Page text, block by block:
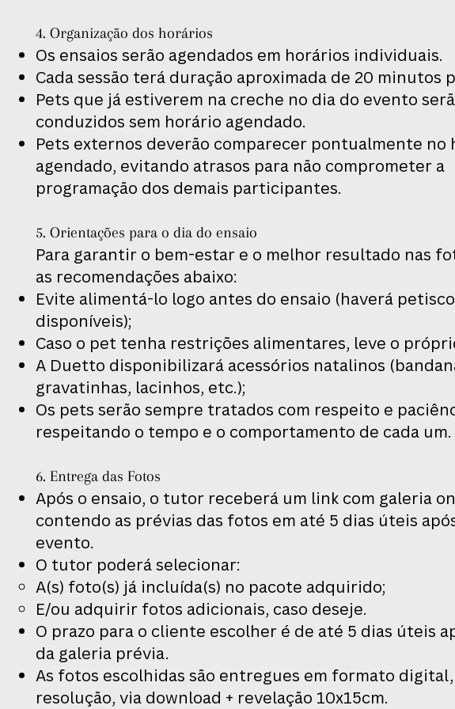
4. Organização dos horários
Os ensaios serão agendados em horários individuais.
Cada sessão terá duração aproximada de 20 minutos
Pets que já estiverem na creche no dia do evento
conduzidos sem horário agendado.
Pets externos deverão comparecer pontualmente no
agendado, evitando atrasos para não comprometer a
programação dos demais participantes.
5. Orientações para o dia do ensaio
Para garantir o bem-estar e o melhor resultado nas
as recomendações abaixo:​
Evite alimentá-lo logo antes do ensaio (haverá
disponíveis);
Caso o pet tenha restrições alimentares, leve o
A Duetto disponibilizará acessórios natalinos
gravatinhas, lacinhos, etc.);
Os pets serão sempre tratados com respeito e
respeitando o tempo e o comportamento de cada um.
6. Entrega das Fotos
Após o ensaio, o tutor receberá um link com galeria
contendo as prévias das fotos em até 5 dias úteis
evento.
O tutor poderá selecionar:
A(s) foto(s) já incluída(s) no pacote adquirido;
E/ou adquirir fotos adicionais, caso deseje.
O prazo para o cliente escolher é de até 5 dias úteis
da galeria prévia.
As fotos escolhidas são entregues em formato
resolução, via download + revelação 10x15cm.